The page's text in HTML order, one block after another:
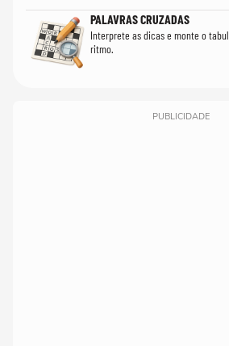
PALAVRAS CRUZADAS
Interprete as dicas e monte o
ritmo.
PUBLICIDADE